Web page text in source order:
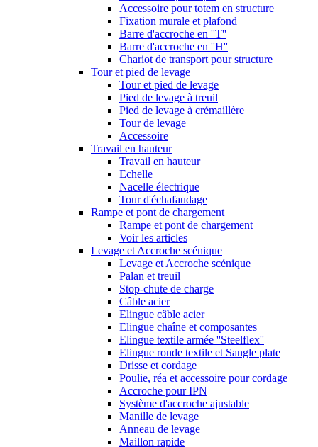
Accessoire pour totem en structure
Fixation murale et plafond
Barre d'accroche en ''T''
Barre d'accroche en ''H''
Chariot de transport pour structure
Tour et pied de levage
Tour et pied de levage
Pied de levage à treuil
Pied de levage à crémaillère
Tour de levage
Accessoire
Travail en hauteur
Travail en hauteur
Echelle
Nacelle électrique
Tour d'échafaudage
Rampe et pont de chargement
Rampe et pont de chargement
Voir les articles
Levage et Accroche scénique
Levage et Accroche scénique
Palan et treuil
Stop-chute de charge
Câble acier
Elingue câble acier
Elingue chaîne et composantes
Elingue textile armée ''Steelflex''
Elingue ronde textile et Sangle plate
Drisse et cordage
Poulie, réa et accessoire pour cordage
Accroche pour IPN
Système d'accroche ajustable
Manille de levage
Anneau de levage
Maillon rapide